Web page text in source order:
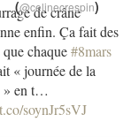
de crâne
enfin. Ça fait des
que chaque#8mars
« journée de la
» en t…
soynJr5sVJ
(@celinecrespin)